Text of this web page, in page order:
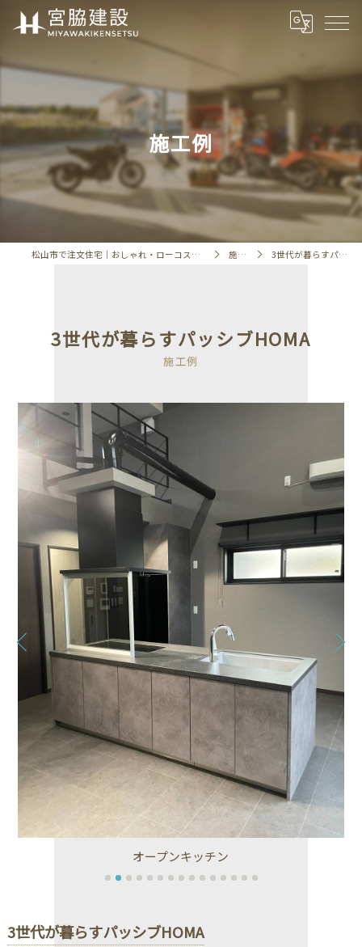
施工例
松山市で注文住宅｜おしゃれ・ローコスト・相場「宮脇建設」 施工例 3世代が暮らすパッシブHOMA
施工例
3世代が暮らすパッシブHOMA
オープンキッチン
3世代が暮らすパッシブHOMA